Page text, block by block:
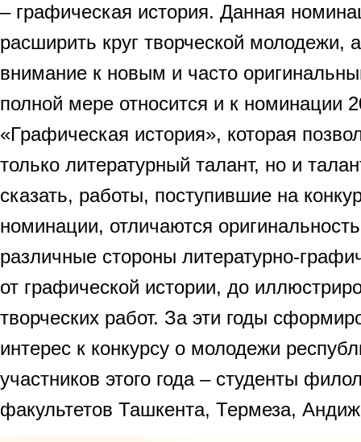
– графическая история. Данная
расширить круг творческой молодежи,
внимание к новым и часто
полной мере относится и к номинации
«Графическая история», которая
только литературный талант, но и
сказать, работы, поступившие на
номинации, отличаются
различные стороны литературно-
от графической истории, до
творческих работ. За эти годы
интерес к конкурсу о молодежи
участников этого года – студенты
факультетов Ташкента, Термеза,